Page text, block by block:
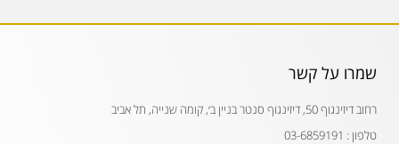
שמרו על קשר
רחוב דיזינגוף 50, דיזינגוף סנטר בניין ב׳, קומה שנייה, תל אביב
טלפון : 03-6859191